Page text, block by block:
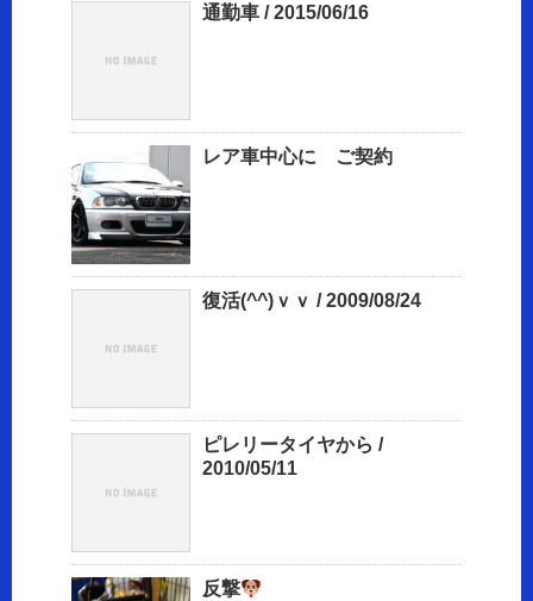
通勤車 / 2015/06/16
レア車中心に ご契約
復活(^^)ｖｖ / 2009/08/24
ピレリータイヤから /
2010/05/11
反撃